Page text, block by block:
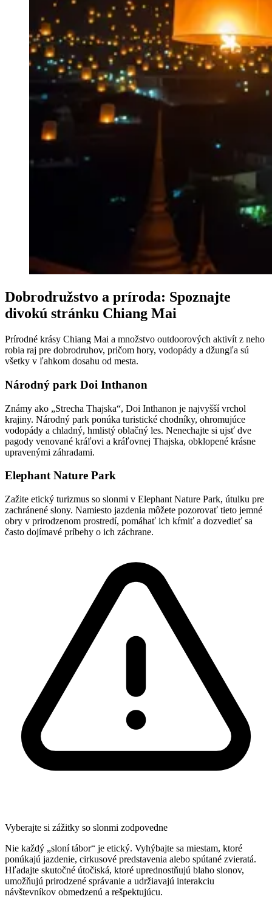
Dobrodružstvo a príroda: Spoznajte
divokú stránku Chiang Mai
Prírodné krásy Chiang Mai a množstvo outdoorových aktivít z neho
robia raj pre dobrodruhov, pričom hory, vodopády a džungľa sú
všetky v ľahkom dosahu od mesta.
Národný park Doi Inthanon
Známy ako „Strecha Thajska“, Doi Inthanon je najvyšší vrchol
krajiny. Národný park ponúka turistické chodníky, ohromujúce
vodopády a chladný, hmlistý oblačný les. Nenechajte si ujsť dve
pagody venované kráľovi a kráľovnej Thajska, obklopené krásne
upravenými záhradami.
Elephant Nature Park
Zažite etický turizmus so slonmi v Elephant Nature Park, útulku pre
zachránené slony. Namiesto jazdenia môžete pozorovať tieto jemné
obry v prirodzenom prostredí, pomáhať ich kŕmiť a dozvedieť sa
často dojímavé príbehy o ich záchrane.
Vyberajte si zážitky so slonmi zodpovedne
Nie každý „sloní tábor“ je etický. Vyhýbajte sa miestam, ktoré
ponúkajú jazdenie, cirkusové predstavenia alebo spútané zvieratá.
Hľadajte skutočné útočiská, ktoré uprednostňujú blaho slonov,
umožňujú prirodzené správanie a udržiavajú interakciu
návštevníkov obmedzenú a rešpektujúcu.